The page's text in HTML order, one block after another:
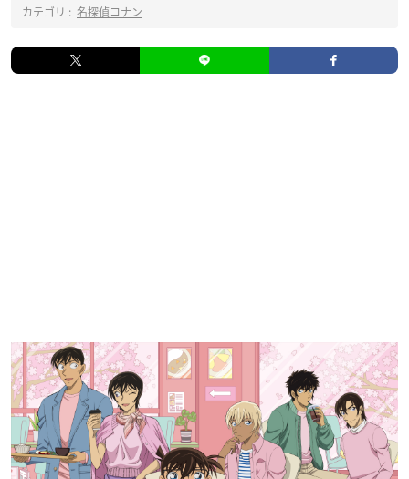
カテゴリ : 名探偵コナン